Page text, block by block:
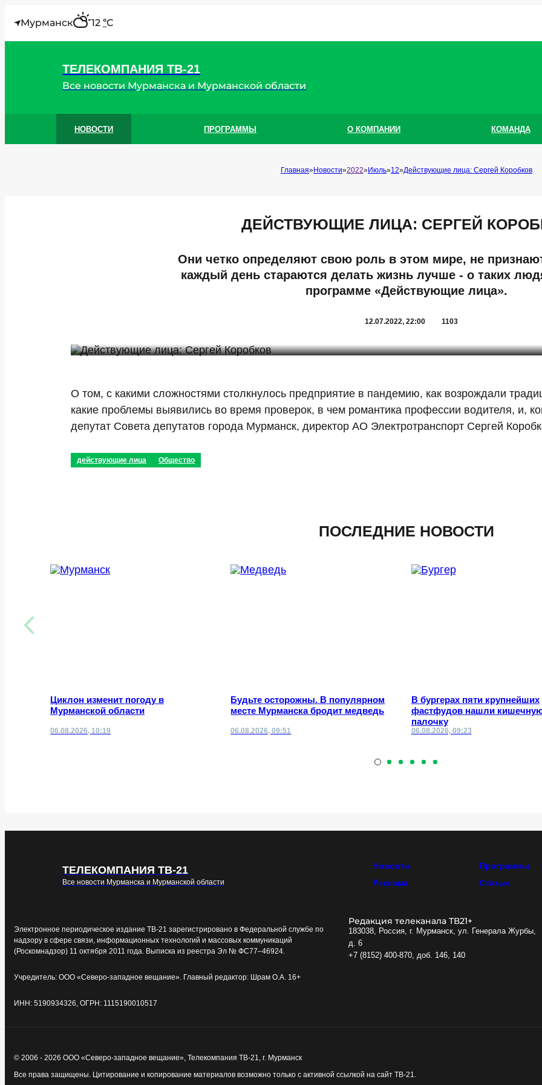
Мурманск"12 °C
ТЕЛЕКОМПАНИЯ ТВ-21
Все новости Мурманска и Мурманской области
НОВОСТИ ПРОГРАММЫ О КОМПАНИИ КОМАНДА
Главная Новости 2022 Июль 12 Действующие лица: Сергей Коробков
ДЕЙСТВУЮЩИЕ ЛИЦА: СЕРГЕЙ
Они четко определяют свою роль в этом мире, не
каждый день стараются делать жизнь лучше - о таких
программе «Действующие лица».
12.07.2022, 22:00 1103
О том, с какими сложностями столкнулось предприятие в пандемию, как возрождали
какие проблемы выявились во время проверок, в чем романтика профессии водителя, и,
депутат Совета депутатов города Мурманск, директор АО Электротранспорт Сергей
действующие лица Общество
ПОСЛЕДНИЕ НОВОСТИ
Циклон изменит погоду в
Мурманской области
06.08.2026, 10:19
Будьте осторожны. В популярном
месте Мурманска бродит медведь
06.08.2026, 09:51
В бургерах пяти крупнейших
фастфудов нашли
палочку
06.08.2026, 09:23
ТЕЛЕКОМПАНИЯ ТВ-21
Все новости Мурманска и Мурманской области
Новости Программы
Реклама
Статьи
Электронное периодическое издание ТВ-21 зарегистрировано в Федеральной службе по
надзору в сфере связи, информационных технологий и массовых коммуникаций
(Роскомнадзор) 11 октября 2011 года. Выписка из реестра Эл № ФС77–46924.
Учредитель: ООО «Северо-западное вещание». Главный редактор: Шрам О.А. 16+
ИНН: 5190934326, ОГРН: 1115190010517
Редакция телеканала ТВ21+
183038, Россия, г. Мурманск, ул. Генерала Журбы,
д. 6
+7 (8152) 400-870, доб. 146, 140
© 2006 - 2026 ООО «Северо-западное вещание», Телекомпания ТВ-21, г. Мурманск
Все права защищены. Цитирование и копирование материалов возможно только с активной ссылкой на сайт ТВ-21.